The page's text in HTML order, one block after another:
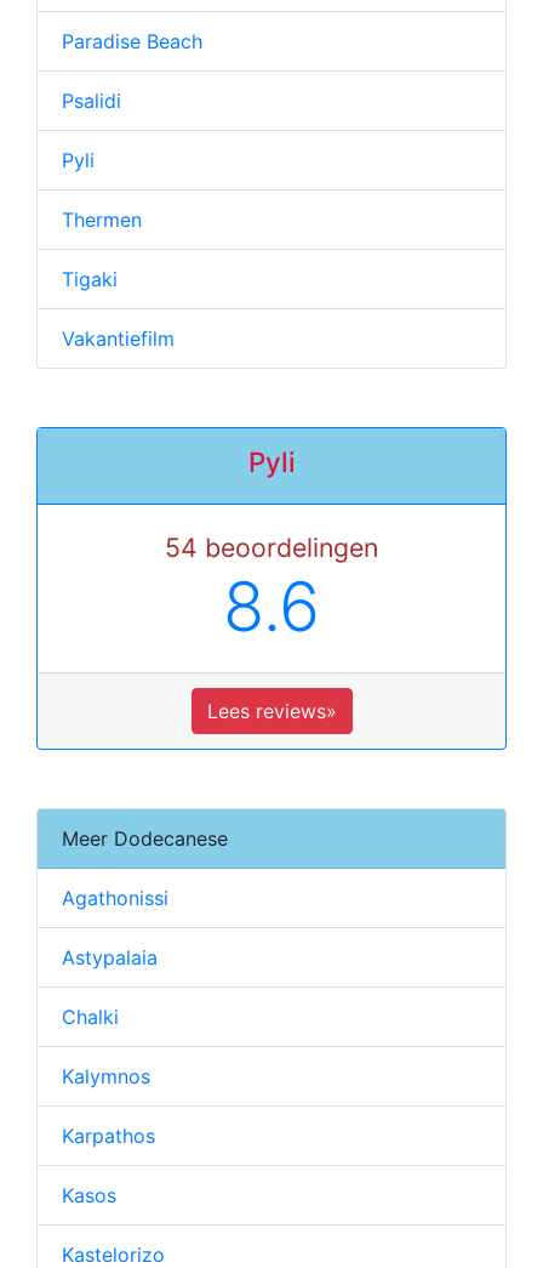
Paradise Beach
Psalidi
Pyli
Thermen
Tigaki
Vakantiefilm
Pyli
54 beoordelingen
8.6
Lees reviews»
Meer Dodecanese
Agathonissi
Astypalaia
Chalki
Kalymnos
Karpathos
Kasos
Kastelorizo